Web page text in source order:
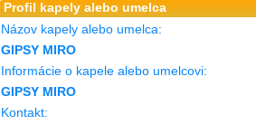
Profil kapely alebo umelca
Názov kapely alebo umelca:
GIPSY MIRO
Informácie o kapele alebo umelcovi:
GIPSY MIRO
Kontakt: